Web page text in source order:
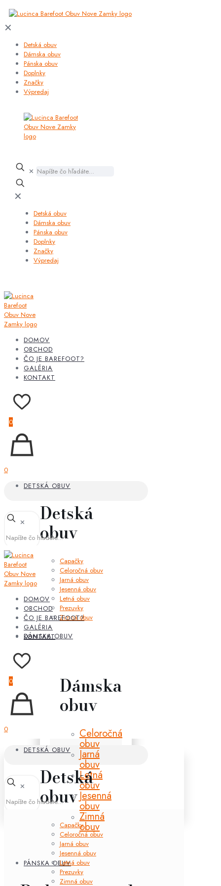
✕
Detská obuv
Dámska obuv
Pánska obuv
Doplnky
Značky
Výpredaj
✕
✕
Detská obuv
Dámska obuv
Pánska obuv
Doplnky
Značky
Výpredaj
DOMOV
OBCHOD
ČO JE BAREFOOT?
GALÉRIA
KONTAKT
0
0
DETSKÁ OBUV
Detská
obuv
Capačky
Celoročná obuv
Jarná obuv
Jesenná obuv
Letná obuv
Prezuvky
Zimná obuv
DÁMSKA OBUV
Dámska
obuv
Celoročná
obuv
Jarná
obuv
Letná
obuv
Jesenná
obuv
Zimná
obuv
PÁNSKA OBUV
✕
DOMOV
OBCHOD
ČO JE BAREFOOT?
GALÉRIA
KONTAKT
0
0
DETSKÁ OBUV
Detská
obuv
Capačky
Celoročná obuv
Jarná obuv
Jesenná obuv
Letná obuv
Prezuvky
Zimná obuv
✕